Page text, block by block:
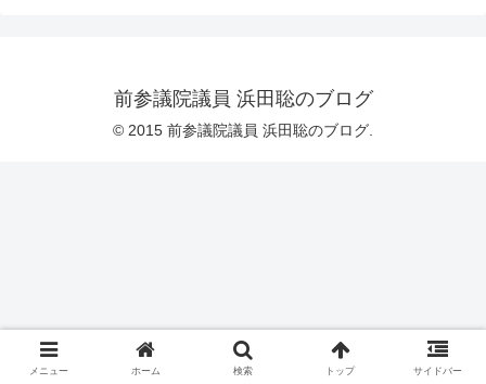
前参議院議員 浜田聡のブログ
© 2015 前参議院議員 浜田聡のブログ.
メニュー ホーム 検索 トップ サイドバー